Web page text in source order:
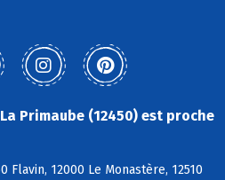
Primaube (12450) est proche
Flavin, 12000 Le Monastère, 12510